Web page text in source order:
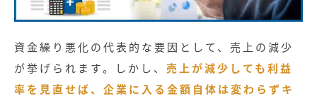
資金繰り悪化の代表的な要因として、売上の減少
が挙げられます。しかし、 売上が減少しても利益
率を見直せば、企業に入る金額自体は変わらずキ